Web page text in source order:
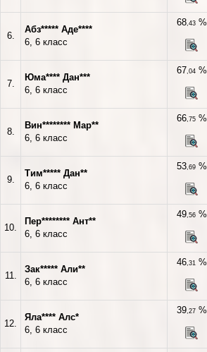
6.
Абз***** Аде****
6, 6 класс
68,43%
7.
Юма**** Дан***
6, 6 класс
67,04%
8.
Вин******** Мар**
6, 6 класс
66,75%
9.
Тим***** Дан**
6, 6 класс
53,69%
10.
Пер******** Ант**
6, 6 класс
49,56%
11.
Зак***** Али**
6, 6 класс
46,31%
12.
Яла**** Алс*
6, 6 класс
39,27%